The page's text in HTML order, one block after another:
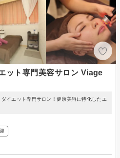
ット専門美容サロン Viage
イエット専門サロン！健康美容に特化したエ